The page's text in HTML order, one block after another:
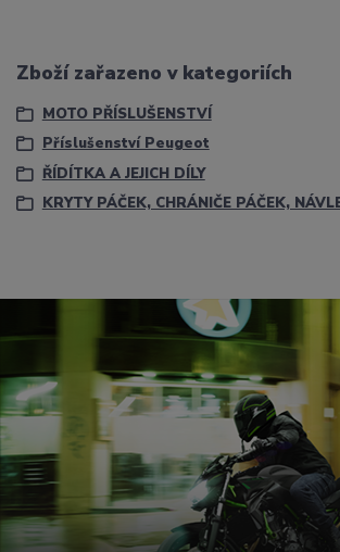
Zboží zařazeno v kategoriích
MOTO PŘÍSLUŠENSTVÍ
Příslušenství Peugeot
ŘÍDÍTKA A JEJICH DÍLY
KRYTY PÁČEK, CHRÁNIČE PÁČEK,